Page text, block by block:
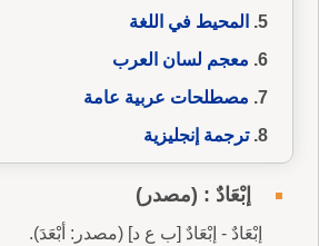
المحيط في اللغة
معجم لسان العرب
مصطلحات عربية عامة
ترجمة إنجليزية
إبْعَادٌ : (مصدر)
إبْعَادٌ - إبْعَادٌ [ب ع د] (مصدر: أبْعَدَ).